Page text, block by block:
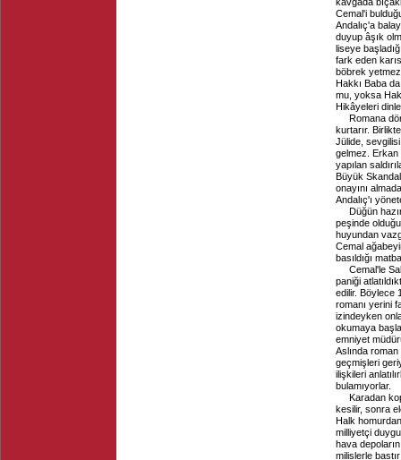
Cemal'i
Andalıç'a
duyup âşık
liseye
fark eden
böbrek
Hakkı Baba
mu, yoksa
Hikâyeleri
Romana
kurtarır.
Jülide, sevgilisi
gelmez. Erkan
yapılan
Büyük
onayını
Andalıç'ı
Düğün
peşinde
huyundan
Cemal
basıldığı
Cemal'le
paniği
edilir. Böylece
romanı yerini
izindeyken
okumaya
emniyet
Aslında
geçmişleri
ilişkileri
bulamıyorlar.
Karadan
kesilir, sonra
Halk
milliyetçi
hava
milislerle